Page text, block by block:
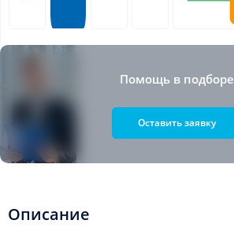
Помощь в подборе
Оставить заявку
Описание